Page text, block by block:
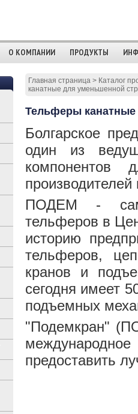
О КОМПАНИИ ПРОДУКТЫ
Главная страница> Каталог
канатные для уменьшенной
Тельферы
Болгарское
один из
компонентов
ПОДЕМ -
тельферов в
историю
тельферов,
кранов и
сегодня имеет
подъемных
"Подемкран"
международное
предоставить